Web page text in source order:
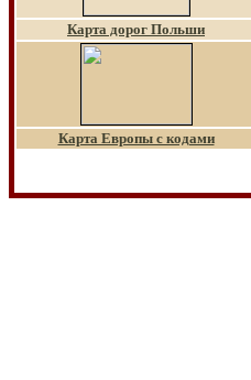
Карта дорог Польши
Карта Европы с кодами